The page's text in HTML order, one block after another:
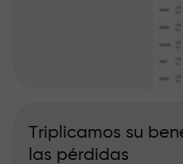
Triplicamos su
las pérdidas